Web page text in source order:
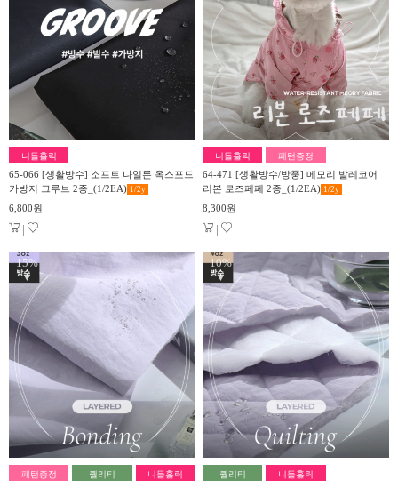
니들홀릭
65-066 [생활방수] 소프트 나일론 옥스포드
가방지 그루브 2종_(1/2EA) 1/2y
6,800원
|
니들홀릭 패턴증정
64-471 [생활방수/방풍] 메모리 발레코어
리본 로즈페페 2종_(1/2EA) 1/2y
8,300원
|
15%
▼
패턴증정 퀄리티 니들홀릭
10%
▼
퀄리티 니들홀릭